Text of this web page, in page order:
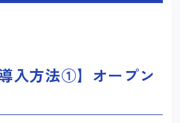
導入方法①】オープン